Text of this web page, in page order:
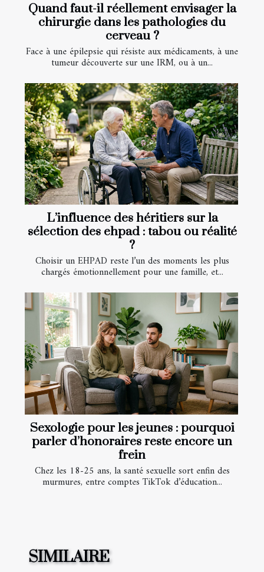
Quand faut-il réellement envisager la
chirurgie dans les pathologies du
cerveau ?
Face à une épilepsie qui résiste aux médicaments, à une
tumeur découverte sur une IRM, ou à un...
L’influence des héritiers sur la
sélection des ehpad : tabou ou réalité
?
Choisir un EHPAD reste l’un des moments les plus
chargés émotionnellement pour une famille, et...
Sexologie pour les jeunes : pourquoi
parler d’honoraires reste encore un
frein
Chez les 18-25 ans, la santé sexuelle sort enfin des
murmures, entre comptes TikTok d’éducation...
SIMILAIRE